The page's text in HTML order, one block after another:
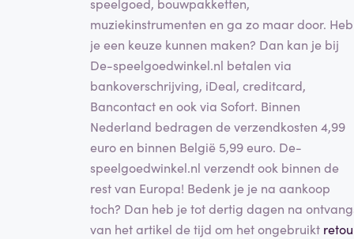
speelgoed, bouwpakketten,
muziekinstrumenten en ga zo maar door. Heb
je een keuze kunnen maken? Dan kan je bij
De-speelgoedwinkel.nl betalen via
bankoverschrijving, iDeal, creditcard,
Bancontact en ook via Sofort. Binnen
Nederland bedragen de verzendkosten 4,99
euro en binnen België 5,99 euro. De-
speelgoedwinkel.nl verzendt ook binnen de
rest van Europa! Bedenk je je na aankoop
toch? Dan heb je tot dertig dagen na
van het artikel de tijd om het ongebruikt